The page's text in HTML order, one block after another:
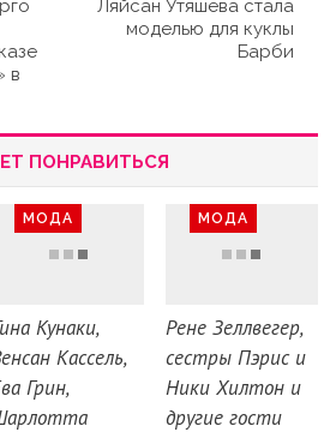
в
Ляйсан Утяшева стала
моделью для куклы
Барби
ПОНРАВИТЬСЯ
МОДА
Кунаки,
Кассель,
Грин,
МОДА
Рене Зеллвегер,
сестры Пэрис и
Ники Хилтон и
другие гости